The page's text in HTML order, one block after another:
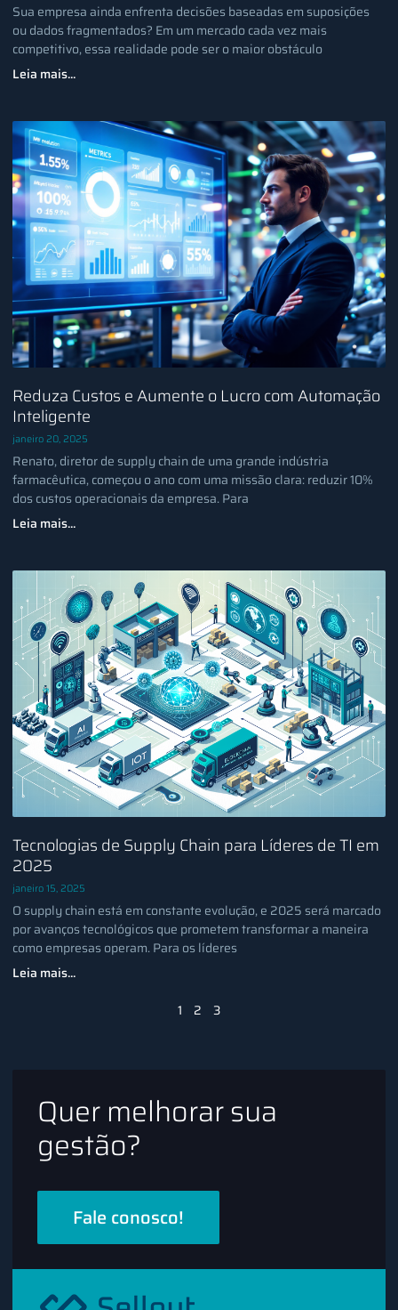
Sua empresa ainda enfrenta decisões baseadas em suposições
ou dados fragmentados? Em um mercado cada vez mais
competitivo, essa realidade pode ser o maior obstáculo
Leia mais...
Reduza Custos e Aumente o Lucro com Automação
Inteligente
janeiro 20, 2025
Renato, diretor de supply chain de uma grande indústria
farmacêutica, começou o ano com uma missão clara: reduzir 10%
dos custos operacionais da empresa. Para
Leia mais...
Tecnologias de Supply Chain para Líderes de TI em
2025
janeiro 15, 2025
O supply chain está em constante evolução, e 2025 será marcado
por avanços tecnológicos que prometem transformar a maneira
como empresas operam. Para os líderes
Leia mais...
1
2 3
Quer melhorar sua
gestão?
Fale conosco!